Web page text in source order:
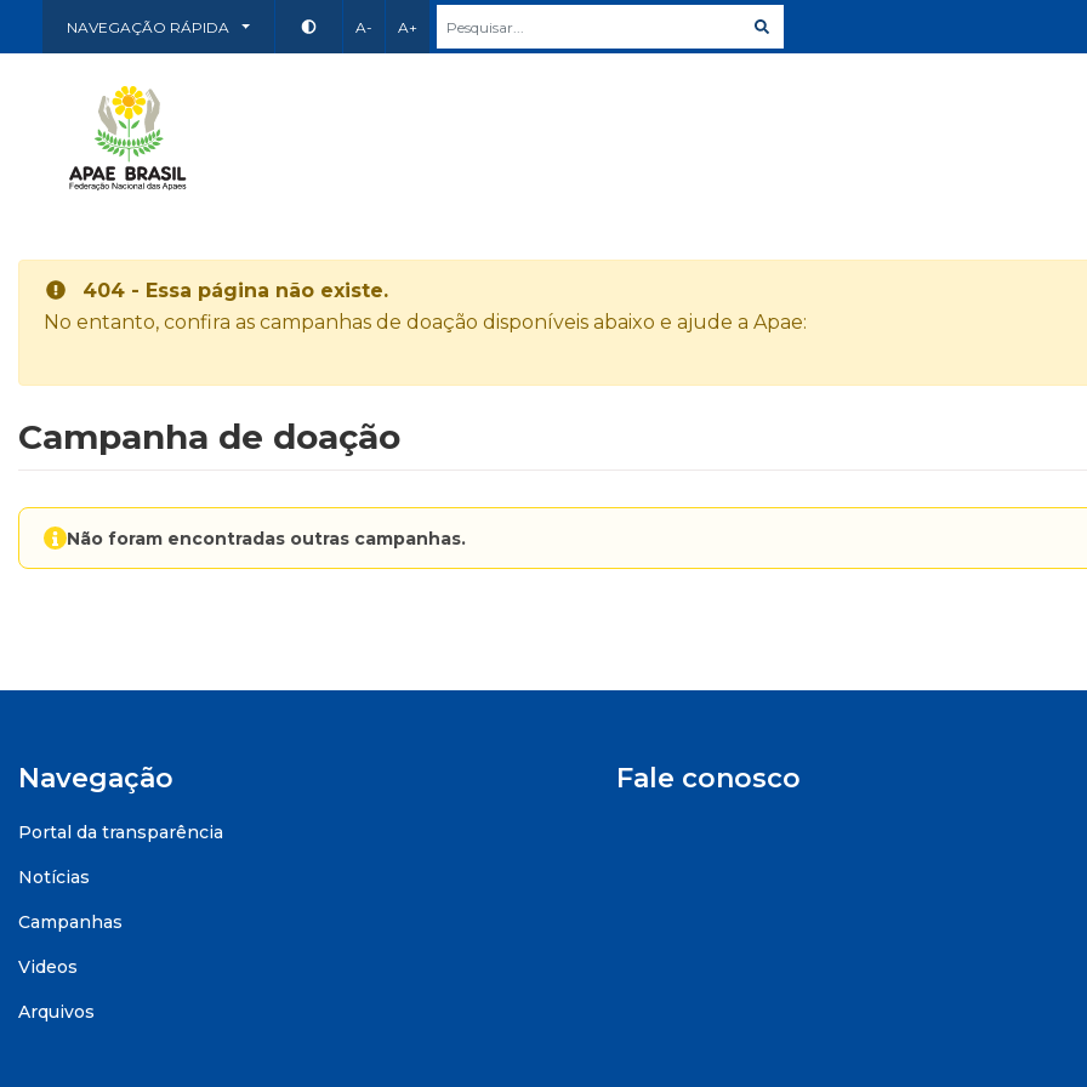
NAVEGAÇÃO RÁPIDA A- A+
404 - Essa página não existe.
No entanto, confira as campanhas de doação disponíveis abaixo e ajude a Apae:
Campanha de doação
Não foram encontradas outras campanhas.
Navegação
Portal da transparência
Notícias
Campanhas
Videos
Arquivos
Fale conosco